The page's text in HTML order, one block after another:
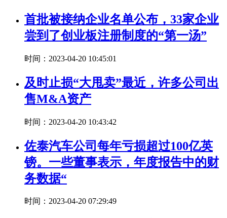
首批被接纳企业名单公布，33家企业
尝到了创业板注册制度的“第一汤”
时间：2023-04-20 10:45:01
及时止损“大甩卖”最近，许多公司出
售M&A资产
时间：2023-04-20 10:43:42
佐泰汽车公司每年亏损超过100亿英
镑。一些董事表示，年度报告中的财
务数据“
时间：2023-04-20 07:29:49